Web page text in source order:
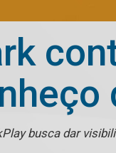
busca dar